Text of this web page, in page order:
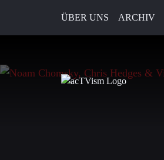
ÜBER UNS ARCHIV
21. Dezember 2022